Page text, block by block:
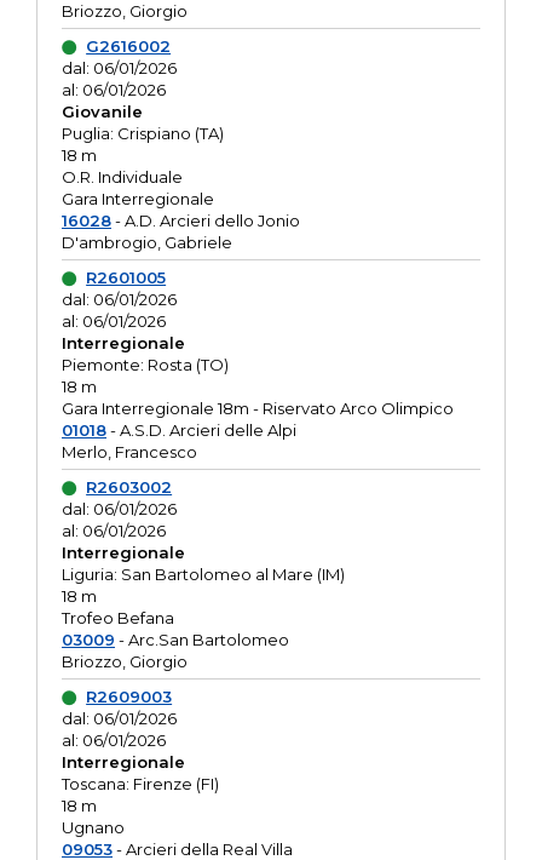
Briozzo, Giorgio
G2616002
dal: 06/01/2026
al: 06/01/2026
Giovanile
Puglia: Crispiano (TA)
18 m
O.R. Individuale
Gara Interregionale
16028- A.D. Arcieri dello Jonio
D'ambrogio, Gabriele
R2601005
dal: 06/01/2026
al: 06/01/2026
Interregionale
Piemonte: Rosta (TO)
18 m
Gara Interregionale 18m - Riservato Arco Olimpico
01018- A.S.D. Arcieri delle Alpi
Merlo, Francesco
R2603002
dal: 06/01/2026
al: 06/01/2026
Interregionale
Liguria: San Bartolomeo al Mare (IM)
18 m
Trofeo Befana
03009 - Arc.San Bartolomeo
Briozzo, Giorgio
R2609003
dal: 06/01/2026
al: 06/01/2026
Interregionale
Toscana: Firenze (FI)
18 m
Ugnano
09053- Arcieri della Real Villa